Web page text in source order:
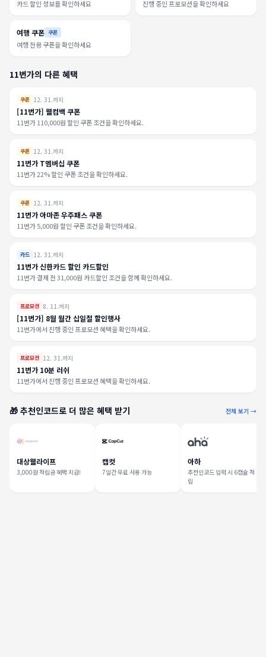
카드 할인 정보를 확인하세요 진행 중인 프로모션을 확인하세요
여행 쿠폰 쿠폰
여행 전용 쿠폰을 확인하세요
11번가의 다른 혜택
쿠폰 12. 31.까지
[11번가] 웰컴백 쿠폰
11번가 110,000원 할인 쿠폰 조건을 확인하세요.
쿠폰 12. 31.까지
11번가 T멤버십 쿠폰
11번가 22% 할인 쿠폰 조건을 확인하세요.
쿠폰 12. 31.까지
11번가 아마존 우주패스 쿠폰
11번가 5,000원 할인 쿠폰 조건을 확인하세요.
카드 12. 31.까지
11번가 신한카드 할인 카드할인
11번가 결제 전 31,000원 카드할인 조건을 함께 확인하세요.
프로모션 8. 11.까지
[11번가] 8월 월간 십일절 할인행사
11번가에서 진행 중인 프로모션 혜택을 확인하세요.
프로모션 12. 31.까지
11번가 10분 러쉬
11번가에서 진행 중인 프로모션 혜택을 확인하세요.
🎁 추천인코드로 더 많은 혜택 받기 전체 보기 →
대상웰라이프
3,000원 적립금 혜택 지급!
캡컷
7일간 무료 사용 가능
아하
추천인코드 입력 시 6캡슐 적
립